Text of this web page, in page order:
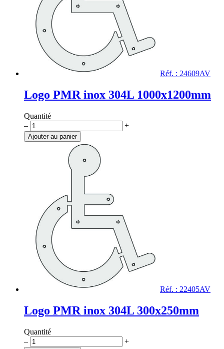
Réf. : 24609AV
Logo PMR inox 304L 1000x1200mm
Quantité
quantité
de
Logo
– +
Ajouter au panier
Réf. : 22405AV
Logo PMR inox 304L 300x250mm
Quantité
quantité
– +